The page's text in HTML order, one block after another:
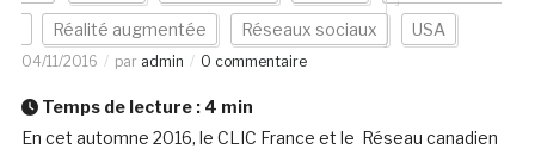
Réalité augmentée Réseaux sociaux USA
04/11/2016 par admin 0 commentaire
Temps de lecture : 4 min
En cet automne 2016, le CLIC France et le Réseau canadien